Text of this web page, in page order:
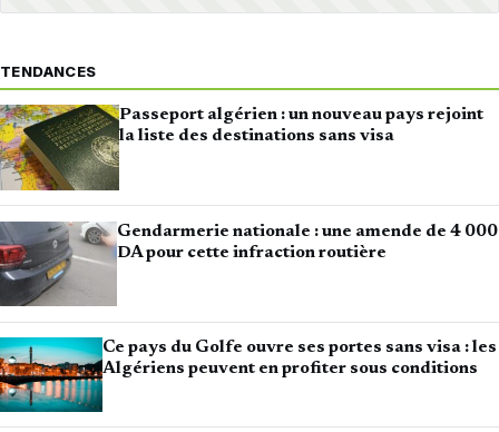
TENDANCES
Passeport algérien : un nouveau pays rejoint
la liste des destinations sans visa
Gendarmerie nationale : une amende de 4 000
DA pour cette infraction routière
Ce pays du Golfe ouvre ses portes sans visa : les
Algériens peuvent en profiter sous conditions